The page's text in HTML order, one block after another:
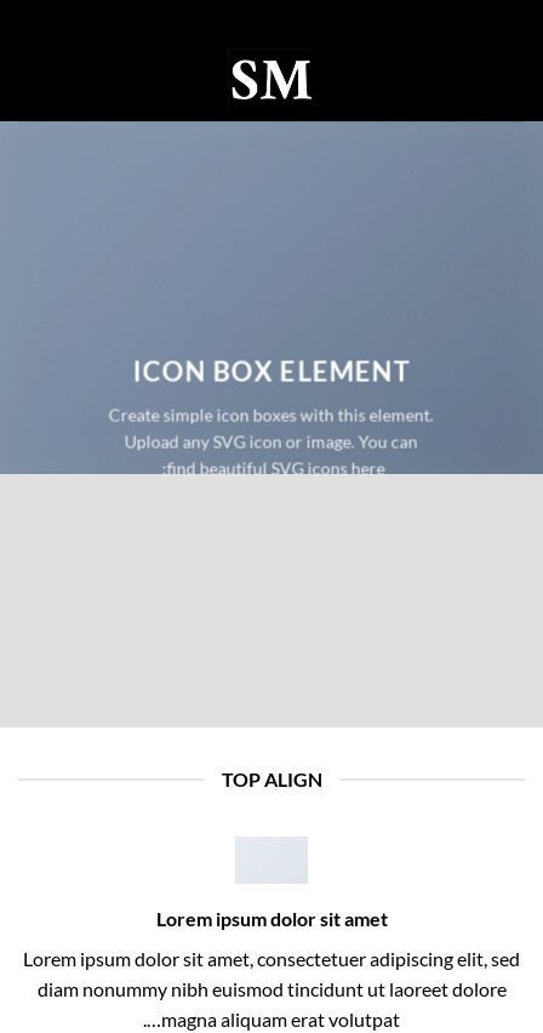
ICON BOX ELEMENT
Create simple icon boxes with this element.
Upload any SVG icon or image. You can
find beautiful SVG icons here:
TOP ALIGN
Lorem ipsum dolor sit amet
Lorem ipsum dolor sit amet, consectetuer adipiscing elit, sed
diam nonummy nibh euismod tincidunt ut laoreet dolore
magna aliquam erat volutpat….